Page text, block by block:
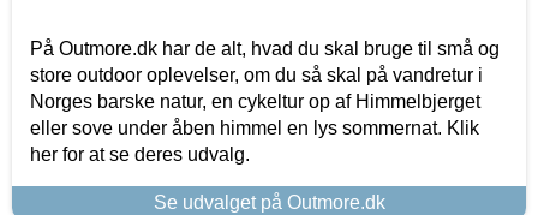
På Outmore.dk har de alt, hvad du skal bruge til små og
store outdoor oplevelser, om du så skal på vandretur i
Norges barske natur, en cykeltur op af Himmelbjerget
eller sove under åben himmel en lys sommernat. Klik
her for at se deres udvalg.
Se udvalget på Outmore.dk